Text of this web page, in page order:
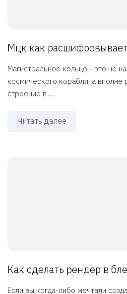
Мцк как
Магистральное кольцо - это не
космического корабля, а вполне
строение в ...
Читать далее
Как сделать рендер в
Если вы когда-либо мечтали